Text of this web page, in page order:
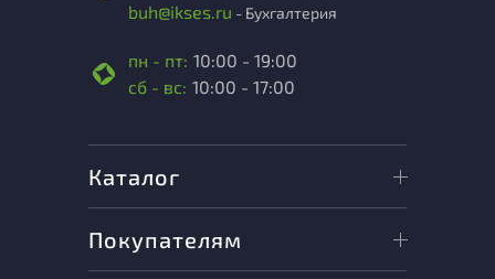
buh@ikses.ru - Бухгалтерия
пн - пт: 10:00 - 19:00
сб - вс: 10:00 - 17:00
Каталог
Покупателям